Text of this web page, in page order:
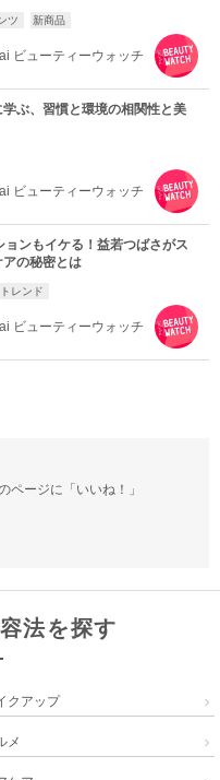
ツ 新商品
ビューティーウォッチ
学ぶ、習慣と環境の相関性と美
ビューティーウォッチ
ンもイケる！益若つばさがス
の秘密とは
トレンド
ビューティーウォッチ
ページに「いいね！」
法を探す
クアップ 
メ 